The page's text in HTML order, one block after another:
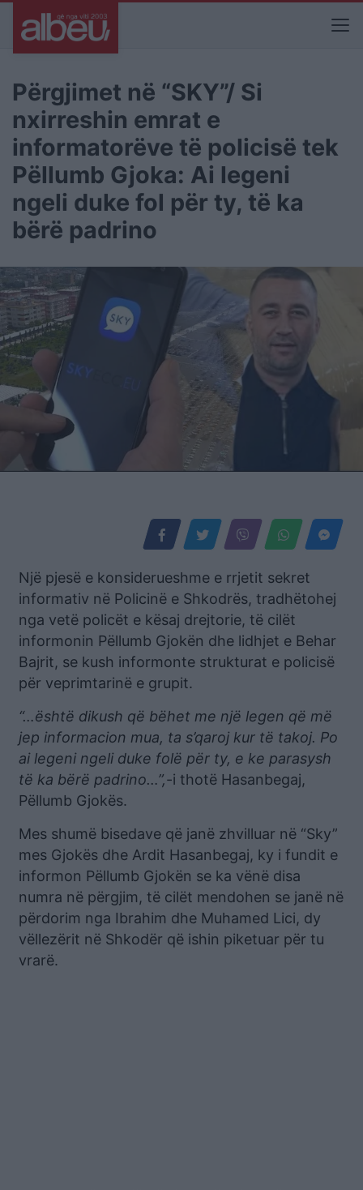
Përgjimet në “SKY”/ Si
nxirreshin emrat e
informatorëve të policisë tek
Pëllumb Gjoka: Ai legeni
ngeli duke fol për ty, të ka
bërë padrino
Një pjesë e konsiderueshme e rrjetit sekret
informativ në Policinë e Shkodrës, tradhëtohej
nga vetë policët e kësaj drejtorie, të cilët
informonin Pëllumb Gjokën dhe lidhjet e Behar
Bajrit, se kush informonte strukturat e policisë
për veprimtarinë e grupit.
“…është dikush që bëhet me një legen që më
jep informacion mua, ta s’qaroj kur të takoj. Po
ai legeni ngeli duke folë për ty, e ke parasysh
të ka bërë padrino…”,-i thotë Hasanbegaj,
Pëllumb Gjokës.
Mes shumë bisedave që janë zhvilluar në “Sky”
mes Gjokës dhe Ardit Hasanbegaj, ky i fundit e
informon Pëllumb Gjokën se ka vënë disa
numra në përgjim, të cilët mendohen se janë në
përdorim nga Ibrahim dhe Muhamed Lici, dy
vëllezërit në Shkodër që ishin piketuar për tu
vrarë.